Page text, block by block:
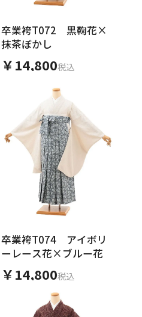
卒業袴T072 黒鞠花×
抹茶ぼかし
￥14,800税込
卒業袴T074 アイボリ
ーレース花×ブルー花
￥14,800税込